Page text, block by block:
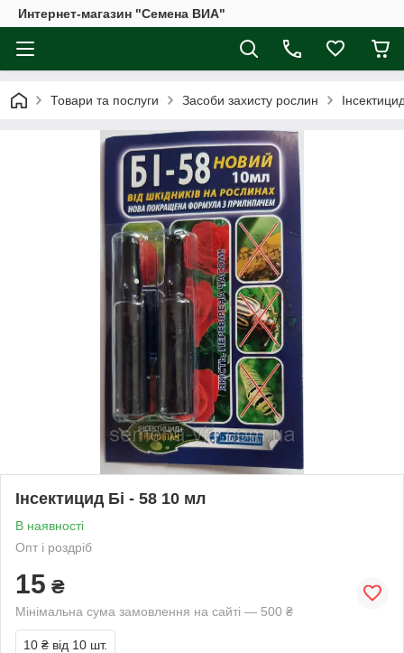
Интернет-магазин "Семена ВИА"
Товари та послуги Засоби захисту рослин
Інсектицид Бі - 58 10 мл
В наявності
Опт і роздріб
15 ₴
Мінімальна сума замовлення на сайті — 500 ₴
10 ₴ від 10 шт.